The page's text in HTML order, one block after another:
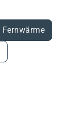
Fernwärme